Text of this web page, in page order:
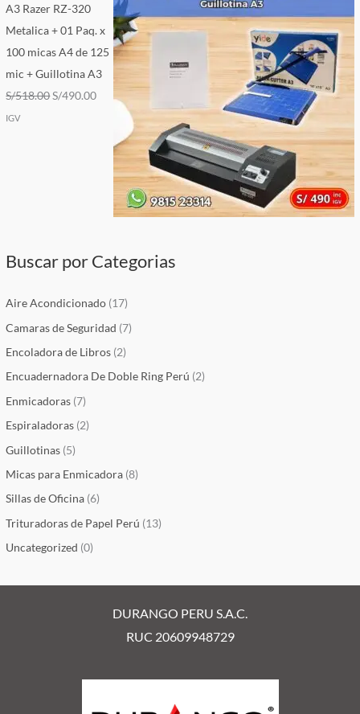
A3 Razer RZ-320
Metalica + 01 Paq. x
100 micas A4 de 125
mic + Guillotina A3
S/518.00S/490.00
IGV
Buscar por Categorias
Aire Acondicionado (17)
Camaras de Seguridad (7)
Encoladora de Libros (2)
Encuadernadora De Doble Ring Perú (2)
Enmicadoras (7)
Espiraladoras (2)
Guillotinas (5)
Micas para Enmicadora (8)
Sillas de Oficina (6)
Trituradoras de Papel Perú (13)
Uncategorized (0)
DURANGO PERU S.A.C.
RUC 20609948729